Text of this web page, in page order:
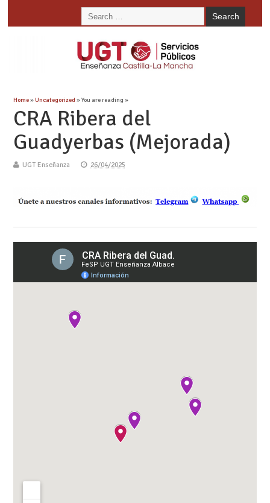
Home»Uncategorized » You are reading »
CRA Ribera del
Guadyerbas (Mejorada)
UGT Enseñanza 26/04/2025